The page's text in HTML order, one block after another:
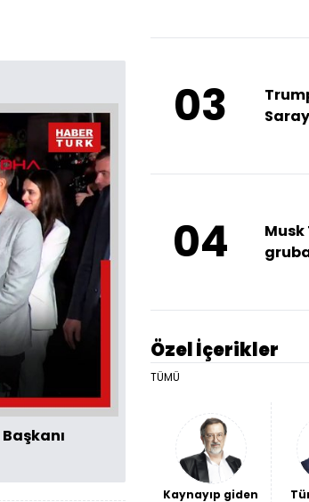
Özel İçerikler
TÜMÜ
Kaynayıp giden
03
mu?
04
Musk